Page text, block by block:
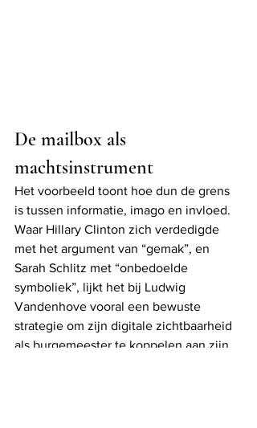
De mailbox als
machtsinstrument
Het voorbeeld toont hoe dun de grens
is tussen informatie, imago en invloed.
Waar Hillary Clinton zich verdedigde
met het argument van “gemak”, en
Sarah Schlitz met “onbedoelde
symboliek”, lijkt het bij Ludwig
Vandenhove vooral een bewuste
strategie om zijn digitale zichtbaarheid
als burgemeester te koppelen aan zijn